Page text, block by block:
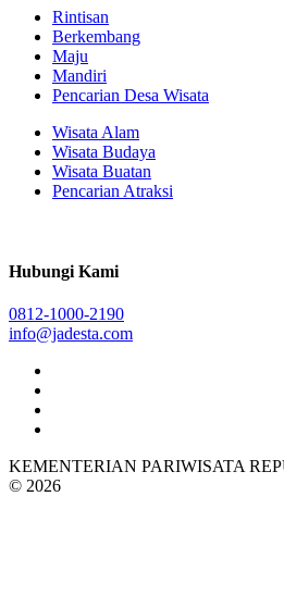
Rintisan
Berkembang
Maju
Mandiri
Pencarian Desa Wisata
Wisata Alam
Wisata Budaya
Wisata Buatan
Pencarian Atraksi
Hubungi Kami
0812-1000-2190
info@jadesta.com
KEMENTERIAN PARIWISATA
© 2026